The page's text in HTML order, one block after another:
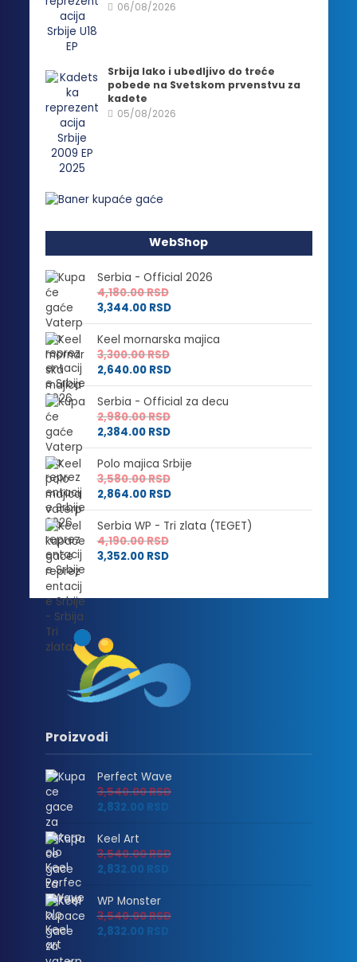
06/08/2026
Srbija lako i ubedljivo do treće
pobede na Svetskom prvenstvu za
kadete
05/08/2026
WebShop
Serbia - Official 2026
4,180.00RSD
3,344.00 RSD
Keel mornarska majica
3,300.00RSD
2,640.00 RSD
Serbia - Official za decu
2,980.00RSD
2,384.00 RSD
Polo majica Srbije
3,580.00RSD
2,864.00 RSD
Serbia WP - Tri zlata (TEGET)
4,190.00RSD
3,352.00 RSD
Proizvodi
Perfect Wave
3,540.00RSD
2,832.00 RSD
Keel Art
3,540.00RSD
2,832.00 RSD
WP Monster
3,540.00RSD
2,832.00 RSD